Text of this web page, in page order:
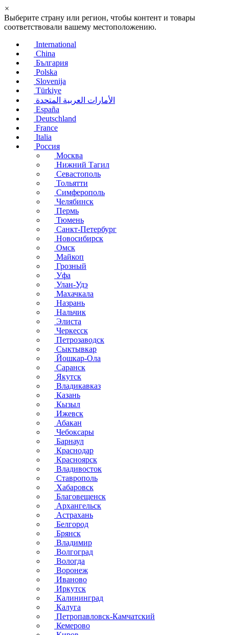
×
Выберите страну или регион, чтобы контент и товары
соответствовали вашему местоположению.
International
China
България
Polska
Slovenija
Türkiye
الأمارات العربية المتحدة
España
Deutschland
France
Italia
Россия
Москва
Нижний Тагил
Севастополь
Тольятти
Симферополь
Челябинск
Пермь
Тюмень
Санкт-Петербург
Новосибирск
Омск
Майкоп
Грозный
Уфа
Улан-Удэ
Махачкала
Назрань
Нальчик
Элиста
Черкесск
Петрозаводск
Сыктывкар
Йошкар-Ола
Саранск
Якутск
Владикавказ
Казань
Кызыл
Ижевск
Абакан
Чебоксары
Барнаул
Краснодар
Красноярск
Владивосток
Ставрополь
Хабаровск
Благовещенск
Архангельск
Астрахань
Белгород
Брянск
Владимир
Волгоград
Вологда
Воронеж
Иваново
Иркутск
Калининград
Калуга
Петропавловск-Камчатский
Кемерово